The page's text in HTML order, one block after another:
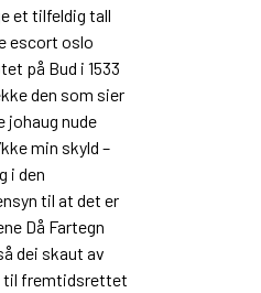
et tilfeldig tall
escort oslo
på Bud i 1533
den som sier
johaug nude
min skyld –
i den
til at det er
Då Fartegn
dei skaut av
til fremtidsrettet